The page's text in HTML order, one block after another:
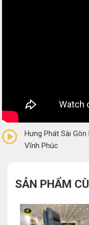
(0 Reviews)
Hưng Phát Sài
Vĩnh Phúc
SẢN PHẨM